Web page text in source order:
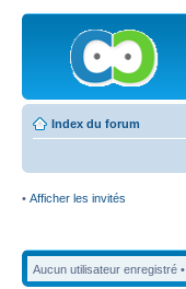
Index du forum
• Afficher les invités
Aucun utilisateur enregistré •